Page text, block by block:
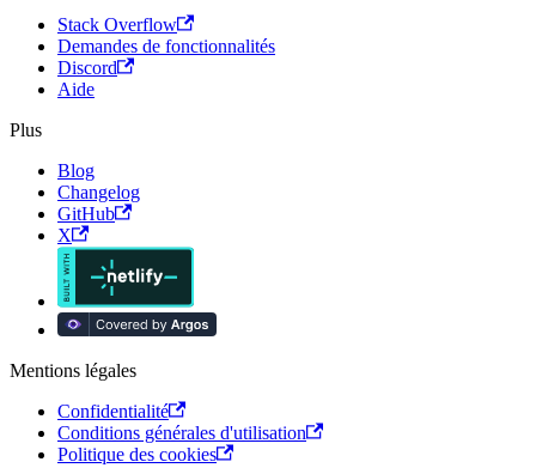
Stack Overflow
Demandes de fonctionnalités
Discord
Aide
Plus
Blog
Changelog
GitHub
X
Mentions légales
Confidentialité
Conditions générales d'utilisation
Politique des cookies